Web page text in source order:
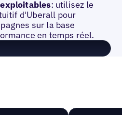
: utilisez le
d'Uberall pour
sur la base
en temps réel.